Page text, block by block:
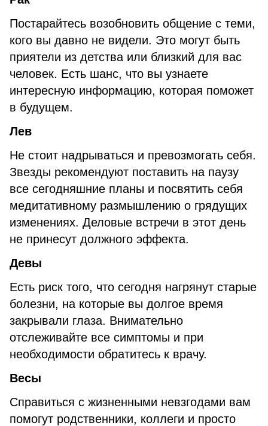
Постарайтесь возобновить общение с теми,
кого вы давно не видели. Это могут быть
приятели из детства или близкий для вас
человек. Есть шанс, что вы узнаете
интересную информацию, которая поможет
в будущем.
Лев
Не стоит надрываться и превозмогать себя.
Звезды рекомендуют поставить на паузу
все сегодняшние планы и посвятить себя
медитативному размышлению о грядущих
изменениях. Деловые встречи в этот день
не принесут должного эффекта.
Девы
Есть риск того, что сегодня нагрянут старые
болезни, на которые вы долгое время
закрывали глаза. Внимательно
отслеживайте все симптомы и при
необходимости обратитесь к врачу.
Весы
Справиться с жизненными невзгодами вам
помогут родственники, коллеги и просто